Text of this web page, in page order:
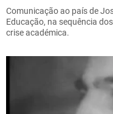
Comunicação ao país de
Educação, na sequência
crise académica.